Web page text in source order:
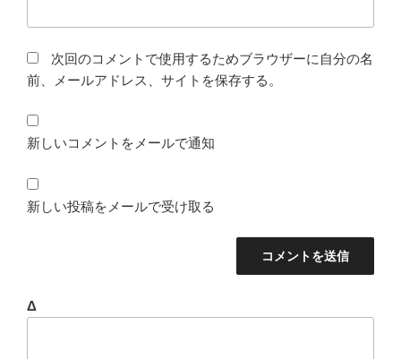
次回のコメントで使用するためブラウザーに自分の名
前、メールアドレス、サイトを保存する。
新しいコメントをメールで通知
新しい投稿をメールで受け取る
Δ